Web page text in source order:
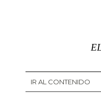
IR AL CONTENIDO